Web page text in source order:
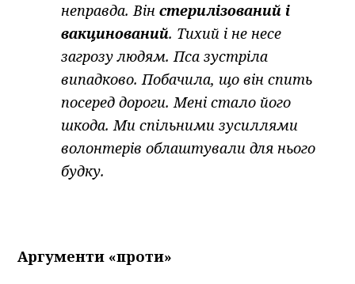
неправда. Вінстерилізований і
вакцинований. Тихий і не несе
загрозу людям. Пса зустріла
випадково. Побачила, що він спить
посеред дороги. Мені стало його
шкода. Ми спільними зусиллями
волонтерів облаштували для нього
будку.
Аргументи «проти»